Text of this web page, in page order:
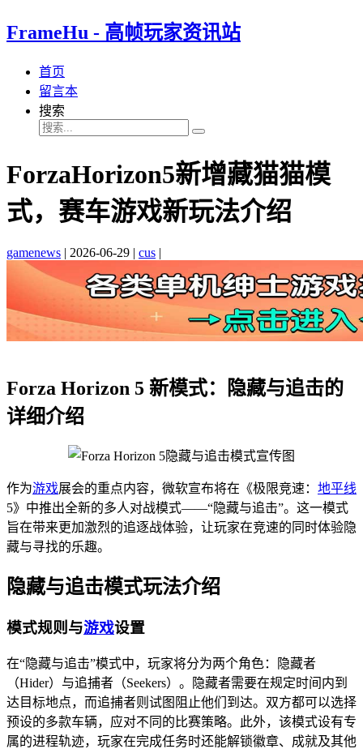
FrameHu - 高帧玩家资讯站
首页
留言本
搜索
ForzaHorizon5新增藏猫猫模
式，赛车游戏新玩法介绍
gamenews | 2026-06-29 | cus |
Forza Horizon 5 新模式：隐藏与追击的
详细介绍
作为游戏展会的重点内容，微软宣布将在《极限竞速： 地平线
5》中推出全新的多人对战模式——“隐藏与追击”。这一模式
旨在带来更加激烈的追逐战体验，让玩家在竞速的同时体验隐
藏与寻找的乐趣。
隐藏与追击模式玩法介绍
模式规则与游戏设置
在“隐藏与追击”模式中，玩家将分为两个角色：隐藏者
（Hider）与追捕者（Seekers）。隐藏者需要在规定时间内到
达目标地点，而追捕者则试图阻止他们到达。双方都可以选择
预设的多款车辆，应对不同的比赛策略。此外，该模式设有专
属的进程轨迹，玩家在完成任务时还能解锁徽章、成就及其他